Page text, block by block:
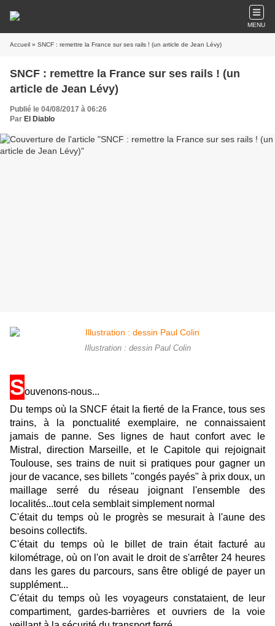
MENU
Accueil » SNCF : remettre la France sur ses rails ! (un article de Jean Lévy)
SNCF : remettre la France sur ses rails ! (un
article de Jean Lévy)
Publié le 04/08/2017 à 06:26
Par El Diablo
Illustration : dessin Paul Colin
Souvenons-nous...
Du temps où la SNCF était la fierté de la France, tous ses
trains, à la ponctualité exemplaire, ne connaissaient
jamais de panne. Ses lignes de haut confort avec le
Mistral, direction Marseille, et le Capitole qui rejoignait
Toulouse, ses trains de nuit si pratiques pour gagner un
jour de vacance, ses billets "congés payés" à prix doux, un
maillage serré du réseau joignant l'ensemble des
localités...tout cela semblait simplement normal
C'était du temps où le progrès se mesurait à l'aune des
besoins collectifs.
C'était du temps où le billet de train était facturé au
kilométrage, où on l'on avait le droit de s'arrêter 24 heures
dans les gares du parcours, sans être obligé de payer un
supplément...
C'était du temps où les voyageurs constataient, de leur
compartiment, gardes-barrières et ouvriers de la voie